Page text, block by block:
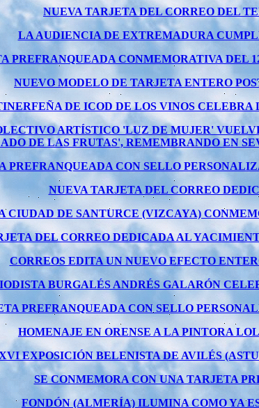
NUEVA TARJETA DEL CORREO DEL
LA AUDIENCIA DE EXTREMADURA
PREFRANQUEADA CONMEMORATIVA
NUEVO MODELO DE TARJETA ENTERO
DE ICOD DE LOS VINOS
ARTÍSTICO 'LUZ DE MUJER'
DE LAS FRUTAS', REMEMBRANDO EN
PREFRANQUEADA CON SELLO
NUEVA TARJETA DEL CORREO
CIUDAD DE SANTURCE (VIZCAYA)
DEL CORREO DEDICADA AL
CORREOS EDITA UN NUEVO EFECTO
BURGALÉS ANDRÉS GALARÓN
PREFRANQUEADA CON SELLO
HOMENAJE EN ORENSE A LA PINTORA
EXPOSICIÓN BELENISTA DE AVILÉS
SE CONMEMORA CON UNA TARJETA
FONDÓN (ALMERÍA) ILUMINA COMO YA